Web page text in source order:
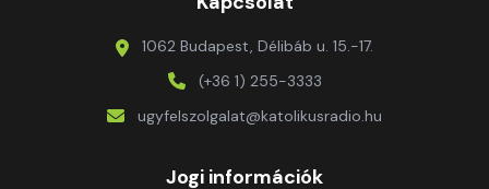
1062 Budapest, Délibáb u. 15.-17.
(+36 1) 255-3333
ugyfelszolgalat@katolikusradio.hu
Jogi információk